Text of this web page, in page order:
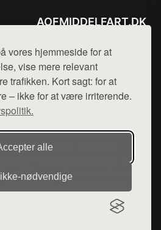
vores hjemmeside for at
vise mere relevant
trafikken. Kort sagt: for at
– ikke for at være irriterende.
alle
AOFMIDDELFART.DK
Mail: hej@want.dk
Cookie- og privatlivspolitik
der udgiver en række
af forskellige produkter fra
ikke varer fra denne side - vi
sælger varen. Vi har heller ikke